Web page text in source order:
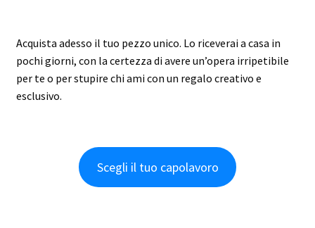
Acquista adesso il tuo pezzo unico. Lo riceverai a casa in
pochi giorni, con la certezza di avere un’opera irripetibile
per te o per stupire chi ami con un regalo creativo e
esclusivo.
Scegli il tuo capolavoro